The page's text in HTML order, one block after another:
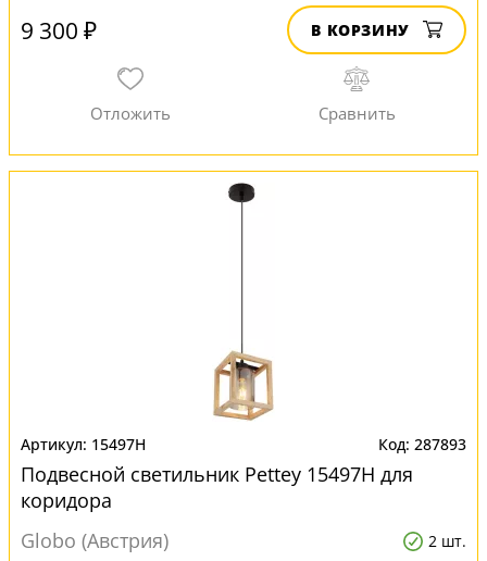
9 300 ₽ В КОРЗИНУ
15497H 287893
Подвесной светильник Pettey 15497H для
коридора
Globo (Австрия)
2 шт.